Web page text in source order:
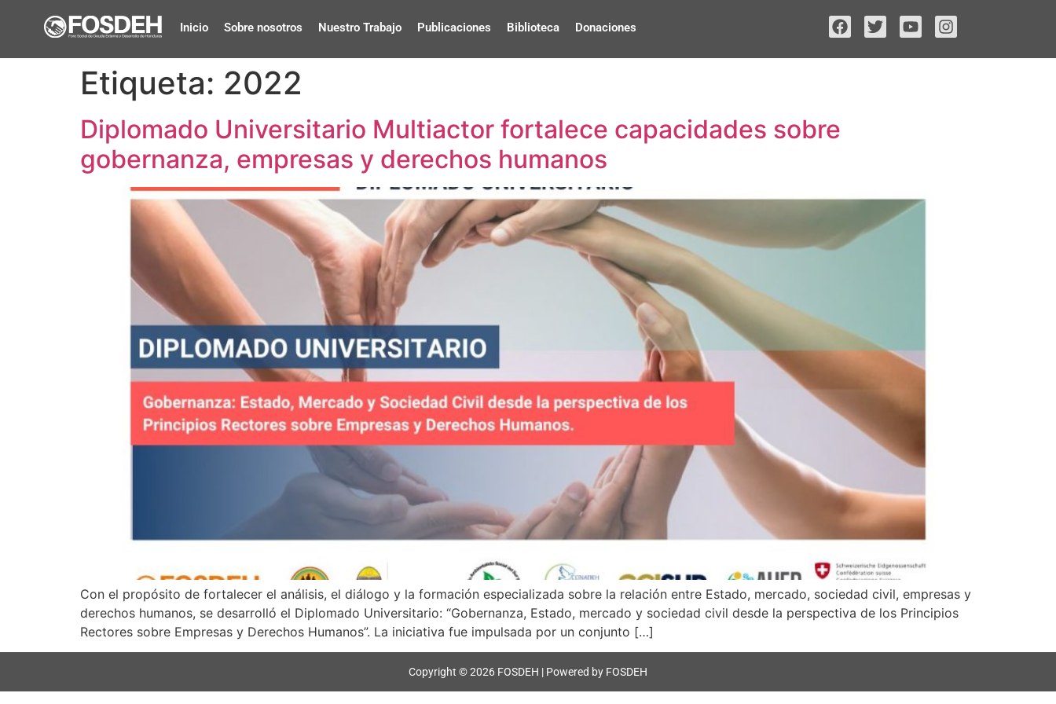
Inicio Sobre nosotros Nuestro Trabajo Publicaciones Biblioteca Donaciones
Etiqueta: 2022
Diplomado Universitario Multiactor fortalece capacidades sobre
gobernanza, empresas y derechos humanos
Con el propósito de fortalecer el análisis, el diálogo y la formación especializada sobre la relación entre Estado, mercado, sociedad civil, empresas y
derechos humanos, se desarrolló el Diplomado Universitario: “Gobernanza, Estado, mercado y sociedad civil desde la perspectiva de los Principios
Rectores sobre Empresas y Derechos Humanos”. La iniciativa fue impulsada por un conjunto […]
Copyright © 2026 FOSDEH | Powered by FOSDEH